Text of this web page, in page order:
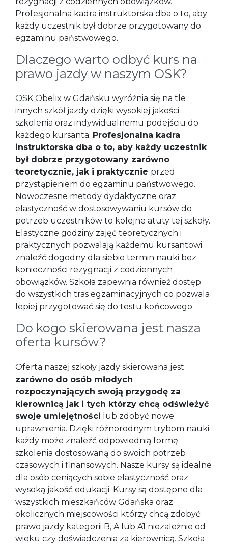
Profesjonalna kadra instruktorska dba o to, aby
każdy uczestnik był dobrze przygotowany do
egzaminu państwowego.
Dlaczego warto odbyć kurs na
prawo jazdy w naszym OSK?
OSK Obelix w Gdańsku wyróżnia się na tle
innych szkół jazdy dzięki wysokiej jakości
szkolenia oraz indywidualnemu podejściu do
każdego kursanta. Profesjonalna kadra
instruktorska dba o to, aby każdy uczestnik
był dobrze przygotowany zarówno
teoretycznie, jak i praktycznie przed
przystąpieniem do egzaminu państwowego.
Nowoczesne metody dydaktyczne oraz
elastyczność w dostosowywaniu kursów do
potrzeb uczestników to kolejne atuty tej szkoły.
Elastyczne godziny zajęć teoretycznych i
praktycznych pozwalają każdemu kursantowi
znaleźć dogodny dla siebie termin nauki bez
konieczności rezygnacji z codziennych
obowiązków. Szkoła zapewnia również dostęp
do wszystkich tras egzaminacyjnych co pozwala
lepiej przygotować się do testu końcowego.
Do kogo skierowana jest nasza
oferta kursów?
Oferta naszej szkoły jazdy skierowana jest
zarówno do osób młodych
rozpoczynających swoją przygodę za
kierownicą jak i tych którzy chcą odświeżyć
swoje umiejętności lub zdobyć nowe
uprawnienia. Dzięki różnorodnym trybom nauki
każdy może znaleźć odpowiednią formę
szkolenia dostosowaną do swoich potrzeb
czasowych i finansowych. Nasze kursy są idealne
dla osób ceniących sobie elastyczność oraz
wysoką jakość edukacji. Kursy są dostępne dla
wszystkich mieszkańców Gdańska oraz
okolicznych miejscowości którzy chcą zdobyć
prawo jazdy kategorii B, A lub A1 niezależnie od
wieku czy doświadczenia za kierownicą. Szkoła